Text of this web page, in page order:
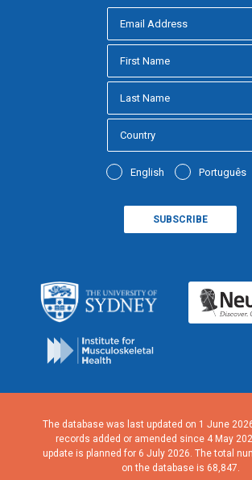
English Português
The database was last updated on 1 June
records added or amended since 4 May
update is planned for 6 July 2026. The total
on the database is 68,847.